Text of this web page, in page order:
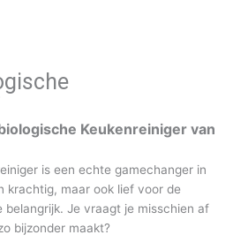
Keukenreiniger van
is een echte gamechanger in
krachtig, maar ook lief voor de
belangrijk. Je vraagt je misschien af
bijzonder maakt?